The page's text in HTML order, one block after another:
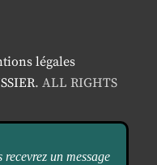
légales
. ALL RIGHTS
recevrez un message